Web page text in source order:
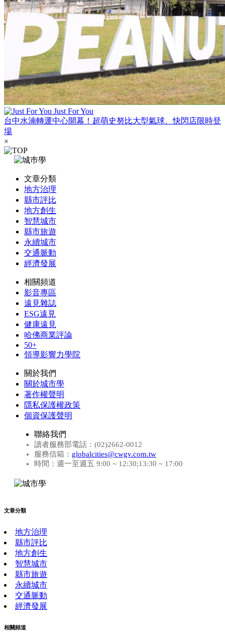
Just For You
台中水湳轉運中心開幕！超萌史努比大型氣球、快閃店限時登
場
×
文章分類
地方治理
縣市評比
地方創生
智慧城市
縣市旅遊
永續城市
交通脈動
經濟發展
相關頻道
影音專區
遠見雜誌
ESG遠見
健康遠見
哈佛商業評論
50+
領導影響力學院
關於我們
關於城市學
著作權聲明
隱私保護權政策
個資保護聲明
聯絡我們
讀者服務部電話：(02)2662-0012
服務信箱： globalcities@cwgv.com.tw
時間：週一至週五 9:00 ~ 12:30;13:30 ~ 17:00
文章分類
地方治理
縣市評比
地方創生
智慧城市
縣市旅遊
永續城市
交通脈動
經濟發展
相關頻道